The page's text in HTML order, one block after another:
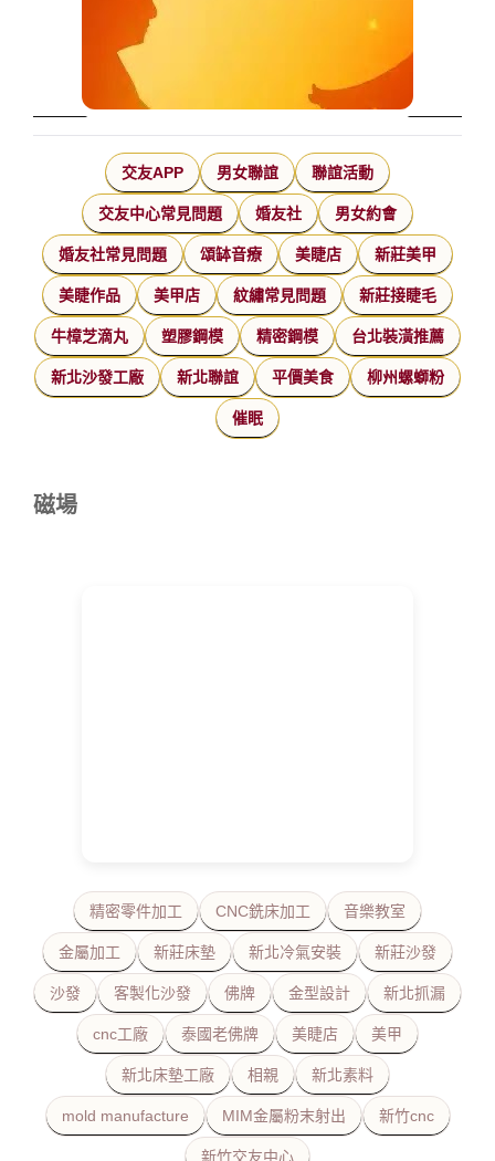
交友APP 男女聯誼 聯誼活動
交友中心常見問題 婚友社 男女約會
婚友社常見問題 頌缽音療 美睫店 新莊美甲
美睫作品 美甲店 紋繡常見問題 新莊接睫毛
牛樟芝滴丸 塑膠鋼模 精密鋼模 台北裝潢推薦
新北沙發工廠 新北聯誼 平價美食 柳州螺螄粉
催眠
磁場
精密零件加工 CNC銑床加工 音樂教室
金屬加工 新莊床墊 新北冷氣安裝 新莊沙發
沙發 客製化沙發 佛牌 金型設計 新北抓漏
cnc工廠 泰國老佛牌 美睫店 美甲
新北床墊工廠 相親 新北素料
mold manufacture MIM金屬粉末射出 新竹cnc
新竹交友中心